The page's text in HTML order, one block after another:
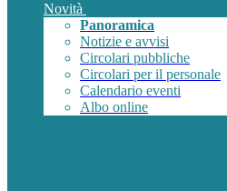
Novità
Panoramica
Notizie e avvisi
Circolari pubbliche
Circolari per il personale
Calendario eventi
Albo online